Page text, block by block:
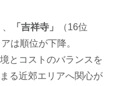
「吉祥寺」
（16位
は順位が下降。
とコストのバランスを
る近郊エリアへ関心が